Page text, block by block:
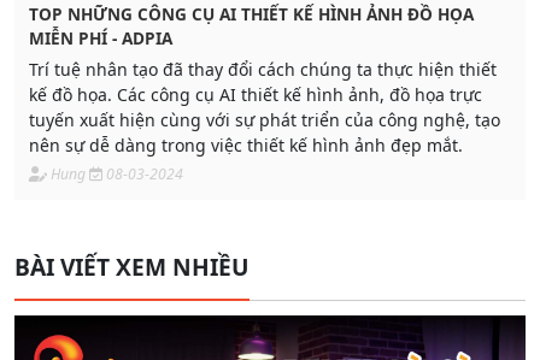
TOP NHỮNG CÔNG CỤ AI THIẾT KẾ HÌNH ẢNH ĐỒ HỌA
MIỄN PHÍ - ADPIA
Trí tuệ nhân tạo đã thay đổi cách chúng ta thực hiện thiết
kế đồ họa. Các công cụ AI thiết kế hình ảnh, đồ họa trực
tuyến xuất hiện cùng với sự phát triển của công nghệ, tạo
nên sự dễ dàng trong việc thiết kế hình ảnh đẹp mắt.
Hung 08-03-2024
BÀI VIẾT XEM NHIỀU